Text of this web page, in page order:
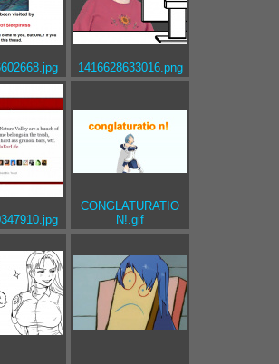
1416628633016.png
CONGLATURATIO
N!.gif